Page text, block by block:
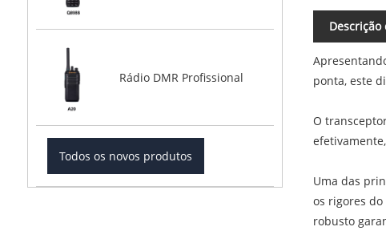
Rádio DMR Profissional
Todos os novos produtos
ponta, este
O
Uma das
os rigores
robusto